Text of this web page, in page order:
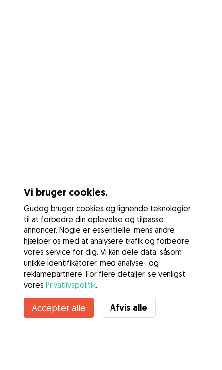
Vi bruger cookies.
Gudog bruger cookies og lignende teknologier
til at forbedre din oplevelse og tilpasse
annoncer. Nogle er essentielle, mens andre
hjælper os med at analysere trafik og forbedre
vores service for dig. Vi kan dele data, såsom
unikke identifikatorer, med analyse- og
reklamepartnere. For flere detaljer, se venligst
vores Privatlivspolitik.
Accepter alle Afvis alle